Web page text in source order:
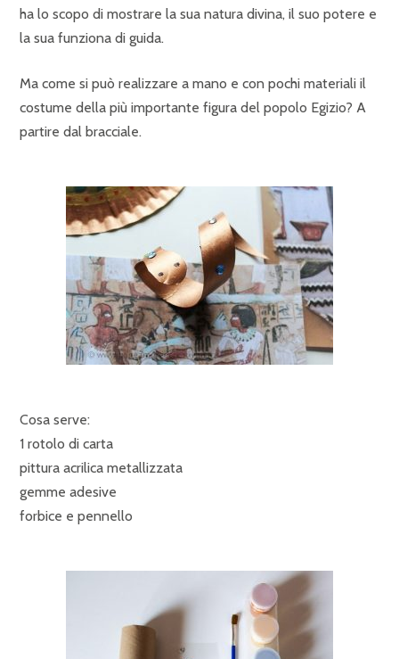
ha lo scopo di mostrare la sua natura divina, il suo potere e
la sua funziona di guida.
Ma come si può realizzare a mano e con pochi materiali il
costume della più importante figura del popolo Egizio? A
partire dal bracciale.
Cosa serve:
1 rotolo di carta
pittura acrilica metallizzata
gemme adesive
forbice e pennello